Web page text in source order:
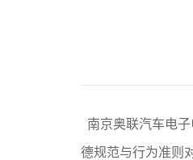
南京奥联汽车电
德规范与行为准则